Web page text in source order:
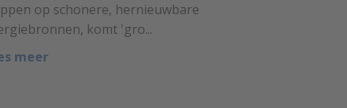
op schonere, hernieuwbare
komt 'gro...
meer